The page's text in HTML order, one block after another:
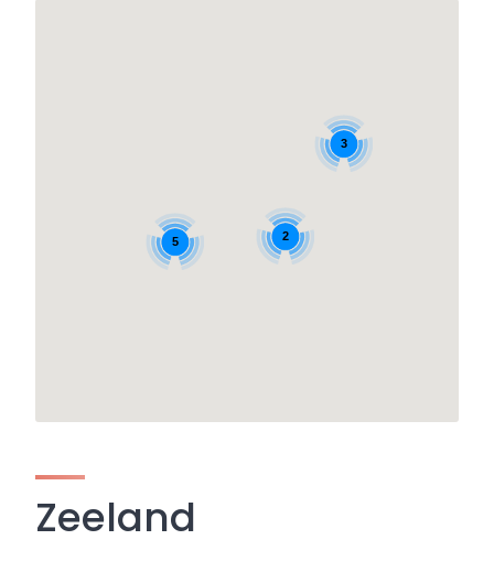
5 2
3
Zeeland